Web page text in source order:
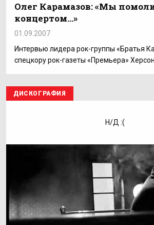
Олег Карамазов: «Мы
концертом…»
01.09.2007
Интервью лидера рок-группы «Братья
спецкору рок-газеты «Премьера» Херсон.
ДИСКОГРАФИЯ
Н/Д :(